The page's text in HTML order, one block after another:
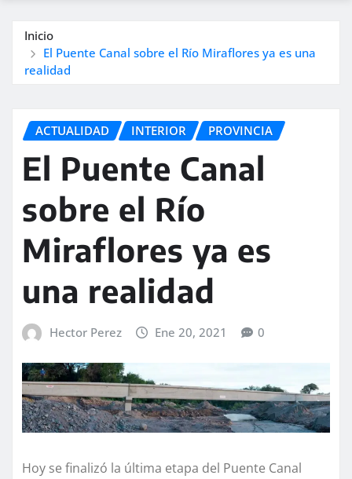
Inicio
El Puente Canal sobre el Río Miraflores ya es una
realidad
ACTUALIDAD INTERIOR PROVINCIA
El Puente Canal
sobre el Río
Miraflores ya es
una realidad
Hector Perez Ene 20, 2021 0
Hoy se finalizó la última etapa del Puente Canal